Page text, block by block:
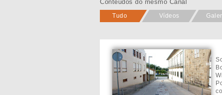
Conteúdos do mesmo Canal
Tudo Vídeos